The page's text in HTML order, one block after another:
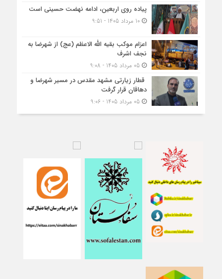
پیاده روی اربعین، ادامه نهضت حسینی است
10 مرداد 1405 - 9:51
اعزام موکب بقیه الله الاعظم (عج) از شهرضا به
نجف اشرف
05 مرداد 1405 - 9:08
قطار زیارتی مشهد مقدس در مسیر شهرضا و
دهاقان قرار گرفت
05 مرداد 1405 - 9:06